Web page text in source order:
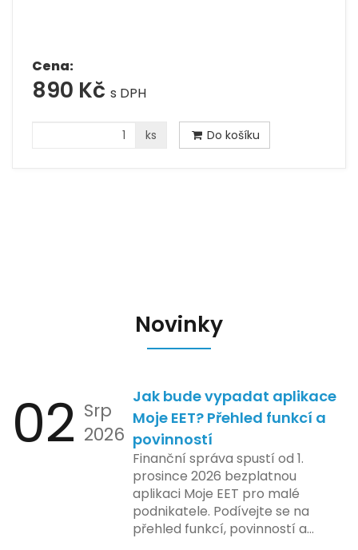
Cena:
890 Kč s DPH
ks Do košíku
Novinky
02 Srp
2026
Jak bude vypadat aplikace
Moje EET? Přehled funkcí a
povinností
Finanční správa spustí od 1.
prosince 2026 bezplatnou
aplikaci Moje EET pro malé
podnikatele. Podívejte se na
přehled funkcí, povinností a